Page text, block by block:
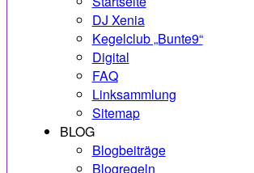
DJ Xenia
Kegelclub „Bunte9“
Digital
FAQ
Linksammlung
Sitemap
BLOG
Blogbeiträge
Blogregeln